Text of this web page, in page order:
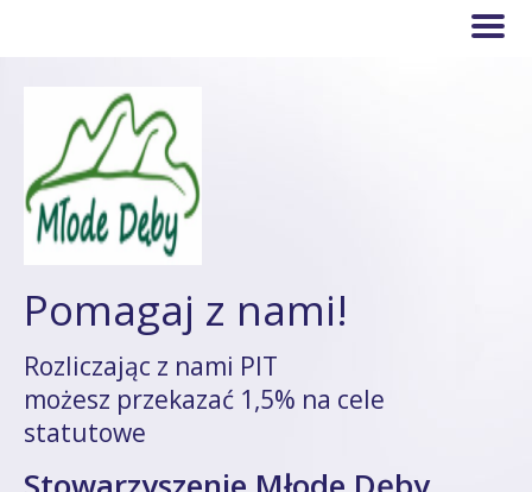
Pomagaj z nami!
Rozliczając z nami PIT
możesz przekazać 1,5% na cele
statutowe